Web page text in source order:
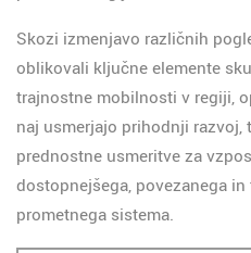
Skozi izmenjavo različnih
oblikovali ključne elemente
trajnostne mobilnosti v regiji,
naj usmerjajo prihodnji razvoj,
prednostne usmeritve za
dostopnejšega, povezanega
prometnega sistema.